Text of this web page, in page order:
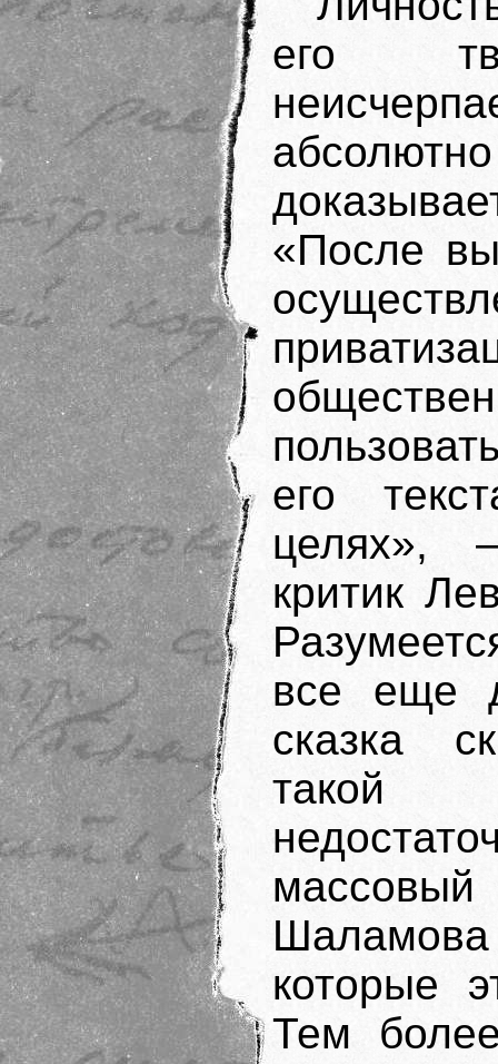
его
«После
его
целях»,
критик
все еще
сказка
такой
которые
Тем